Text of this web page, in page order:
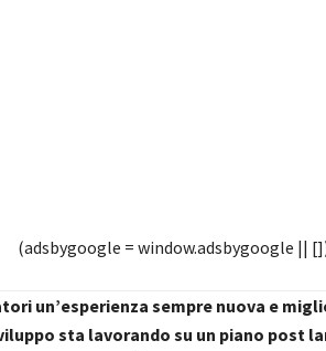
(adsbygoogle = window.adsbygoogle ||
un’esperienza sempre nuova e
sta lavorando su un piano post